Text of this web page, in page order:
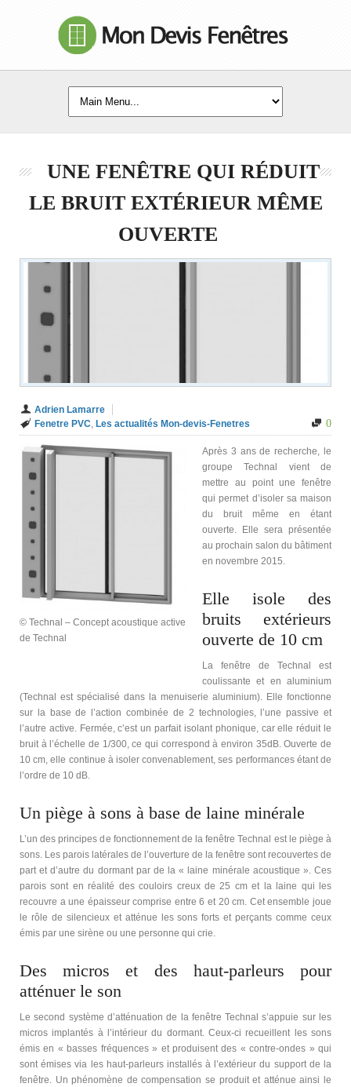
UNE FENÊTRE QUI RÉDUIT
LE BRUIT EXTÉRIEUR MÊME
OUVERTE
Adrien Lamarre
Fenetre PVC, Les actualités Mon-devis-Fenetres 0
© Technal – Concept acoustique active
de Technal
Après 3 ans de recherche, le
groupe Technal vient de
mettre au point une fenêtre
qui permet d’isoler sa maison
du bruit même en étant
ouverte. Elle sera présentée
au prochain salon du bâtiment
en novembre 2015.
Elle isole des
bruits extérieurs
ouverte de 10 cm
La fenêtre de Technal est
coulissante et en aluminium
(Technal est spécialisé dans la menuiserie aluminium). Elle fonctionne
sur la base de l’action combinée de 2 technologies, l’une passive et
l’autre active. Fermée, c’est un parfait isolant phonique, car elle réduit le
bruit à l’échelle de 1/300, ce qui correspond à environ 35dB. Ouverte de
10 cm, elle continue à isoler convenablement, ses performances étant de
l’ordre de 10 dB.
Un piège à sons à base de laine minérale
L’un des principes de fonctionnement de la fenêtre Technal est le piège à
sons. Les parois latérales de l’ouverture de la fenêtre sont recouvertes de
part et d’autre du dormant par de la « laine minérale acoustique ». Ces
parois sont en réalité des couloirs creux de 25 cm et la laine qui les
recouvre a une épaisseur comprise entre 6 et 20 cm. Cet ensemble joue
le rôle de silencieux et atténue les sons forts et perçants comme ceux
émis par une sirène ou une personne qui crie.
Des micros et des haut-parleurs pour
atténuer le son
Le second système d’atténuation de la fenêtre Technal s’appuie sur les
micros implantés à l’intérieur du dormant. Ceux-ci recueillent les sons
émis en « basses fréquences » et produisent des « contre-ondes » qui
sont émises via les haut-parleurs installés à l’extérieur du support de la
fenêtre. Un phénomène de compensation se produit et atténue ainsi le